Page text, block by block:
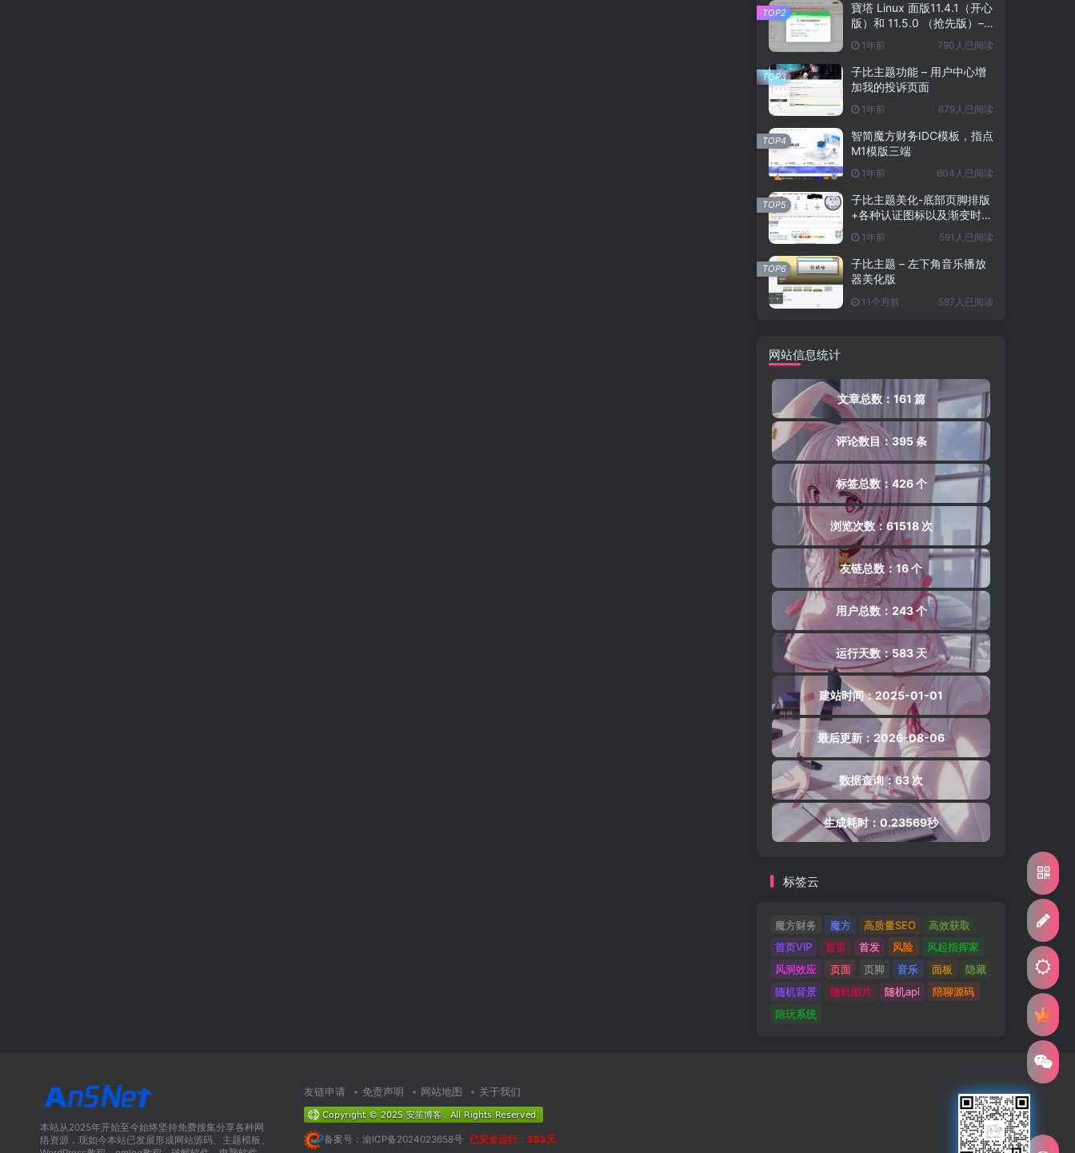
寶塔 Linux 面版11.4.1（开心
版）和 11.5.0 （抢先版）–
宝塔开心版脚本
1年前 790人已阅读
TOP2
子比主题功能 – 用户中心增
加我的投诉页面
1年前 679人已阅读
TOP3
智简魔方财务IDC模板，指点
M1模版三端
1年前 604人已阅读
TOP4
子比主题美化-底部页脚排版
+各种认证图标以及渐变时间
运行
1年前 591人已阅读
TOP5
子比主题 – 左下角音乐播放
器美化版
11个月前 587人已阅读
TOP6
网站信息统计
文章总数：161 篇
评论数目：395 条
标签总数：426 个
浏览次数：61518 次
友链总数：16 个
用户总数：243 个
运行天数：583 天
建站时间：2025-01-01
最后更新：2026-08-06
数据查询：63 次
生成耗时：0.23569秒
标签云
魔方财务 魔方 高质量SEO
高效获取
首页VIP
首页 首发 风险
风起指挥家
风洞效应
页面 页脚 音乐 面板
隐藏
随机背景
随机图片 随机api
陪聊源码
陪玩系统
本站从2025年开始至今始终坚持免费搜集分享各种网
络资源，现如今本站已发展形成网站源码、主题模板、
友链申请 免责声明 网站地图 关于我们
备案号：渝ICP备2024023658号 已安全运行：583天